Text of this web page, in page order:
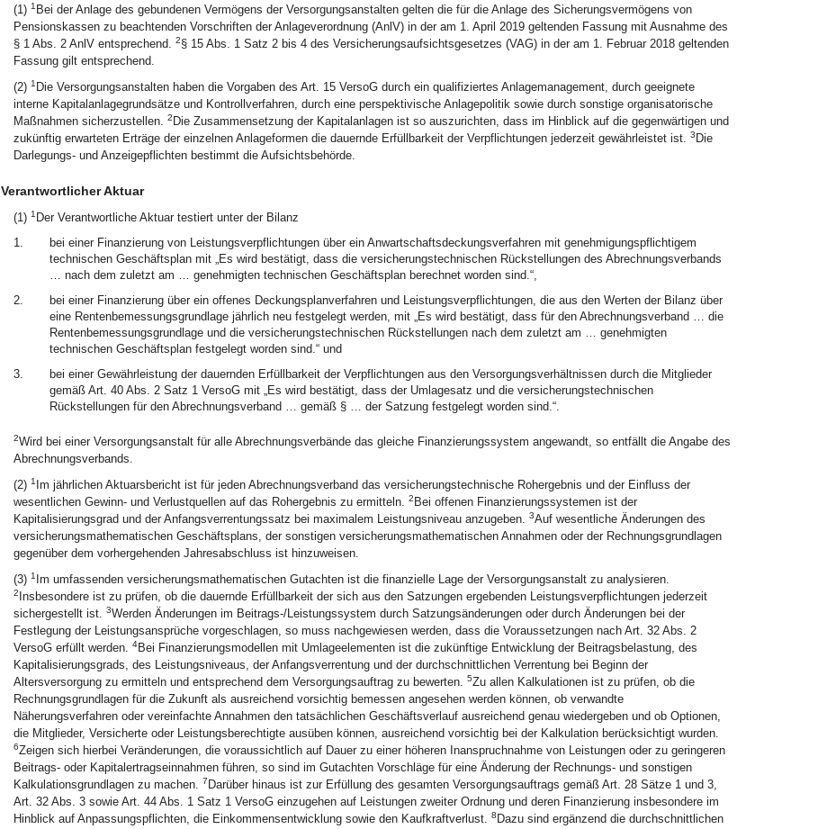
(1) 1 Bei der Anlage des gebundenen Vermögens der Versorgungsanstalten gelten die für die Anlage des Sicherungsvermögens von
Pensionskassen zu beachtenden Vorschriften der Anlageverordnung (AnlV) in der am 1. April 2019 geltenden Fassung mit Ausnahme des
§ 1 Abs. 2 AnlV entsprechend. 2§ 15 Abs. 1 Satz 2 bis 4 des Versicherungsaufsichtsgesetzes (VAG) in der am 1. Februar 2018 geltenden
Fassung gilt entsprechend.
(2) 1 Die Versorgungsanstalten haben die Vorgaben des Art. 15 VersoG durch ein qualifiziertes Anlagemanagement, durch geeignete
interne Kapitalanlagegrundsätze und Kontrollverfahren, durch eine perspektivische Anlagepolitik sowie durch sonstige organisatorische
Maßnahmen sicherzustellen. 2 Die Zusammensetzung der Kapitalanlagen ist so auszurichten, dass im Hinblick auf die gegenwärtigen und
zukünftig erwarteten Erträge der einzelnen Anlageformen die dauernde Erfüllbarkeit der Verpflichtungen jederzeit gewährleistet ist. 3 Die
Darlegungs- und Anzeigepflichten bestimmt die Aufsichtsbehörde.
Verantwortlicher Aktuar
(1) 1 Der Verantwortliche Aktuar testiert unter der Bilanz
1.
bei einer Finanzierung von Leistungsverpflichtungen über ein Anwartschaftsdeckungsverfahren mit genehmigungspflichtigem
technischen Geschäftsplan mit „Es wird bestätigt, dass die versicherungstechnischen Rückstellungen des Abrechnungsverbands
… nach dem zuletzt am … genehmigten technischen Geschäftsplan berechnet worden sind.“,
2.
bei einer Finanzierung über ein offenes Deckungsplanverfahren und Leistungsverpflichtungen, die aus den Werten der Bilanz über
eine Rentenbemessungsgrundlage jährlich neu festgelegt werden, mit „Es wird bestätigt, dass für den Abrechnungsverband … die
Rentenbemessungsgrundlage und die versicherungstechnischen Rückstellungen nach dem zuletzt am … genehmigten
technischen Geschäftsplan festgelegt worden sind.“ und
3.
bei einer Gewährleistung der dauernden Erfüllbarkeit der Verpflichtungen aus den Versorgungsverhältnissen durch die Mitglieder
gemäß Art. 40 Abs. 2 Satz 1 VersoG mit „Es wird bestätigt, dass der Umlagesatz und die versicherungstechnischen
Rückstellungen für den Abrechnungsverband … gemäß § … der Satzung festgelegt worden sind.“.
2Wird bei einer Versorgungsanstalt für alle Abrechnungsverbände das gleiche Finanzierungssystem angewandt, so entfällt die Angabe des
Abrechnungsverbands.
(2) 1 Im jährlichen Aktuarsbericht ist für jeden Abrechnungsverband das versicherungstechnische Rohergebnis und der Einfluss der
wesentlichen Gewinn- und Verlustquellen auf das Rohergebnis zu ermitteln. 2 Bei offenen Finanzierungssystemen ist der
Kapitalisierungsgrad und der Anfangsverrentungssatz bei maximalem Leistungsniveau anzugeben. 3Auf wesentliche Änderungen des
versicherungsmathematischen Geschäftsplans, der sonstigen versicherungsmathematischen Annahmen oder der Rechnungsgrundlagen
gegenüber dem vorhergehenden Jahresabschluss ist hinzuweisen.
(3) 1 Im umfassenden versicherungsmathematischen Gutachten ist die finanzielle Lage der Versorgungsanstalt zu analysieren.
2 Insbesondere ist zu prüfen, ob die dauernde Erfüllbarkeit der sich aus den Satzungen ergebenden Leistungsverpflichtungen jederzeit
sichergestellt ist. 3Werden Änderungen im Beitrags-/Leistungssystem durch Satzungsänderungen oder durch Änderungen bei der
Festlegung der Leistungsansprüche vorgeschlagen, so muss nachgewiesen werden, dass die Voraussetzungen nach Art. 32 Abs. 2
VersoG erfüllt werden. 4Bei Finanzierungsmodellen mit Umlageelementen ist die zukünftige Entwicklung der Beitragsbelastung, des
Kapitalisierungsgrads, des Leistungsniveaus, der Anfangsverrentung und der durchschnittlichen Verrentung bei Beginn der
Altersversorgung zu ermitteln und entsprechend dem Versorgungsauftrag zu bewerten. 5Zu allen Kalkulationen ist zu prüfen, ob die
Rechnungsgrundlagen für die Zukunft als ausreichend vorsichtig bemessen angesehen werden können, ob verwandte
Näherungsverfahren oder vereinfachte Annahmen den tatsächlichen Geschäftsverlauf ausreichend genau wiedergeben und ob Optionen,
die Mitglieder, Versicherte oder Leistungsberechtigte ausüben können, ausreichend vorsichtig bei der Kalkulation berücksichtigt wurden.
6Zeigen sich hierbei Veränderungen, die voraussichtlich auf Dauer zu einer höheren Inanspruchnahme von Leistungen oder zu geringeren
Beitrags- oder Kapitalertragseinnahmen führen, so sind im Gutachten Vorschläge für eine Änderung der Rechnungs- und sonstigen
Kalkulationsgrundlagen zu machen. 7 Darüber hinaus ist zur Erfüllung des gesamten Versorgungsauftrags gemäß Art. 28 Sätze 1 und 3,
Art. 32 Abs. 3 sowie Art. 44 Abs. 1 Satz 1 VersoG einzugehen auf Leistungen zweiter Ordnung und deren Finanzierung insbesondere im
Hinblick auf Anpassungspflichten, die Einkommensentwicklung sowie den Kaufkraftverlust. 8 Dazu sind ergänzend die durchschnittlichen